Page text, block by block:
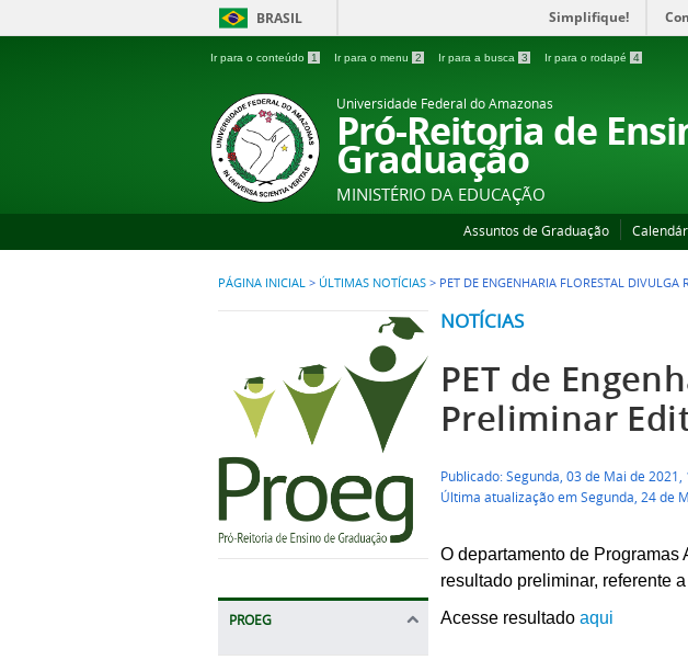
BRASIL Simplifique!
Ir para o conteúdo 1 Ir para o menu 2 Ir para a busca 3 Ir para o rodapé 4
Universidade Federal do Amazonas
Pró-Reitoria de
Graduação
MINISTÉRIO DA EDUCAÇÃO
Assuntos de Graduação
PÁGINA INICIAL > ÚLTIMAS NOTÍCIAS > PET DE ENGENHARIA FLORESTAL
PROEG
NOTÍCIAS
PET de
Preliminar
Publicado: Segunda, 03 de Mai de 2021,
Última atualização em Segunda, 24 de
O departamento de
resultado preliminar, referente
Acesse resultado aqui